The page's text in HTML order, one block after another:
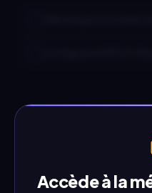
Accède à la